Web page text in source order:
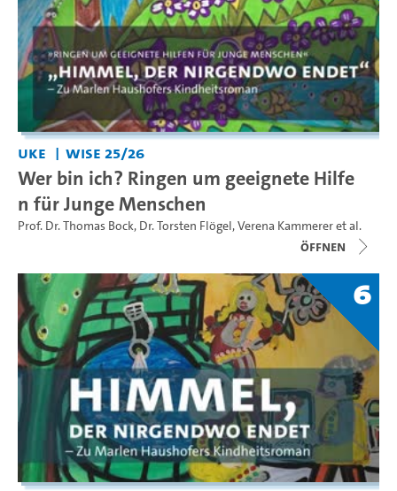
UKE WiSe 25/26
Wer bin ich? Ringen um geeignete Hilfe
n für Junge Menschen
Prof. Dr. Thomas Bock, Dr. Torsten Flögel,Verena Kammereret al.
Öffnen
6